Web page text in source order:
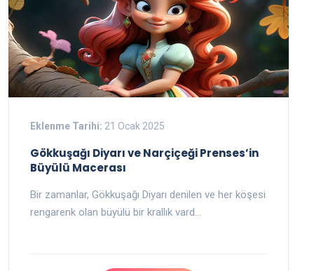
Eklenme Tarihi: 21 Ocak 2025
Gökkuşağı Diyarı ve Narçiçeği Prenses’in
Büyülü Macerası
Bir zamanlar, Gökkuşağı Diyarı denilen ve her köşesi
rengarenk olan büyülü bir krallık vard…